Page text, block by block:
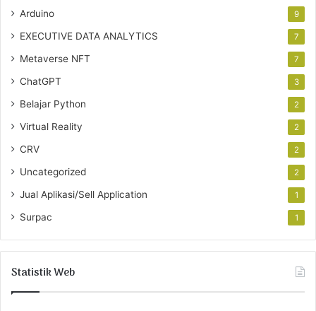
Arduino 9
EXECUTIVE DATA ANALYTICS 7
Metaverse NFT 7
ChatGPT 3
Belajar Python 2
Virtual Reality 2
CRV 2
Uncategorized 2
Jual Aplikasi/Sell Application 1
Surpac 1
Statistik Web